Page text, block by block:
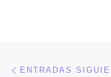
Navegación
ENTRADAS